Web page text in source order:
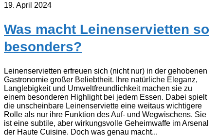
19. April 2024
Was macht Leinenservietten so
besonders?
Leinenservietten erfreuen sich (nicht nur) in der gehobenen
Gastronomie großer Beliebtheit. Ihre natürliche Eleganz,
Langlebigkeit und Umweltfreundlichkeit machen sie zu
einem besonderen Highlight bei jedem Essen. Dabei spielt
die unscheinbare Leinenserviette eine weitaus wichtigere
Rolle als nur ihre Funktion des Auf- und Wegwischens. Sie
ist eine subtile, aber wirkungsvolle Geheimwaffe im Arsenal
der Haute Cuisine. Doch was genau macht...